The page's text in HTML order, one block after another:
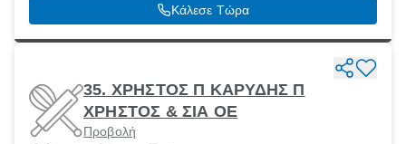
Κάλεσε Τώρα
35. ΧΡΗΣΤΟΣ Π ΚΑΡΥΔΗΣ Π
ΧΡΗΣΤΟΣ & ΣΙΑ ΟΕ
Προβολή